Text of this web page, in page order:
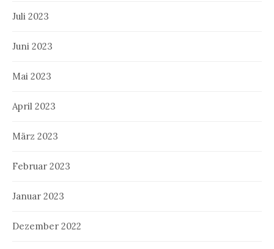
Juli 2023
Juni 2023
Mai 2023
April 2023
März 2023
Februar 2023
Januar 2023
Dezember 2022